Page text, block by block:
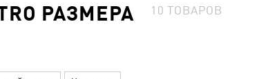
РАЗМЕРА
10ТОВАРОВ